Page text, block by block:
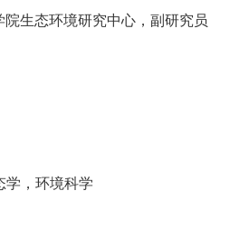
生态环境研究中心，副研究员
学，环境科学